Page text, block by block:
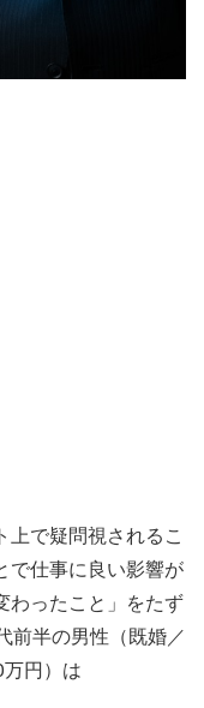
上で疑問視されるこ
で仕事に良い影響が
わったこと」をたず
前半の男性（既婚／
円）は